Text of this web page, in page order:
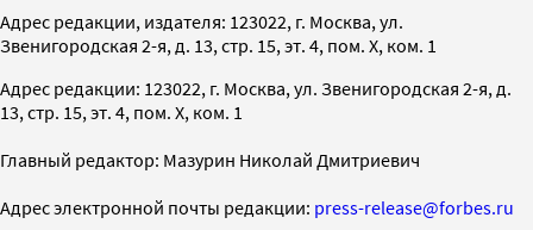
Адрес редакции, издателя: 123022, г. Москва, ул.
Звенигородская 2-я, д. 13, стр. 15, эт. 4, пом. X, ком. 1
Адрес редакции: 123022, г. Москва, ул. Звенигородская 2-я, д.
13, стр. 15, эт. 4, пом. X, ком. 1
Главный редактор: Мазурин Николай Дмитриевич
Адрес электронной почты редакции: press-release@forbes.ru